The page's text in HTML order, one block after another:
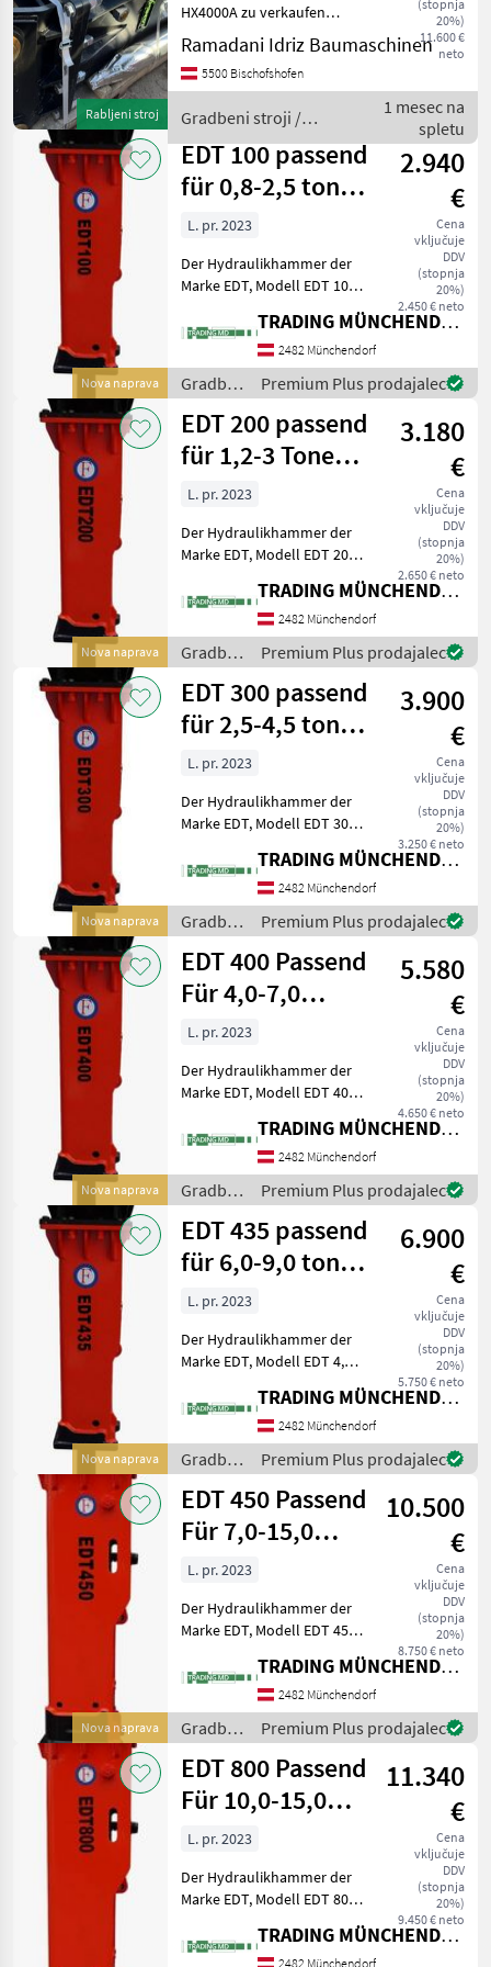
Rabljeni stroj
(stopnja
20%)
11.600 €
neto
HX4000A zu verkaufen
Gradbeni stroji Hidravlična
kladiva
Ramadani Idriz Baumaschinen
5500 Bischofshofen
Gradbeni stroji /
Sonstige
1 mesec na
spletu
Nova naprava
EDT 100 passend
für 0,8-2,5 tonen
Bagger 100
2.940
€
Cena
vključuje
DDV
(stopnja
20%)
2.450 € neto
L. pr. 2023
Der Hydraulikhammer der
Marke EDT, Modell EDT 100,
Anbaugerät, das speziell für
den Einsatz an kleinen
Baggern mit einem
Einsatzgewicht von 0, 8
TRADING MÜNCHENDORF Handels GmbH
2482 Münchendorf
Gradbeni
stroji /
EDT
Premium Plus prodajalec
Nova naprava
EDT 200 passend
für 1,2-3 Tonen
Bagger 200
3.180
€
Cena
vključuje
DDV
(stopnja
20%)
2.650 € neto
L. pr. 2023
Der Hydraulikhammer der
Marke EDT, Modell EDT 200,
Anbaugerät, das speziell für
den Einsatz an kleinen
Baggern mit einem
Einsatzgewicht von 1, 5
TRADING MÜNCHENDORF Handels GmbH
2482 Münchendorf
Gradbeni
stroji /
EDT
Premium Plus prodajalec
Nova naprava
EDT 300 passend
für 2,5-4,5 tonen
Bagger 300
3.900
€
Cena
vključuje
DDV
(stopnja
20%)
3.250 € neto
L. pr. 2023
Der Hydraulikhammer der
Marke EDT, Modell EDT 300,
Anbaugerät, das speziell für
den Einsatz an kleinen
Baggern mit einem
Einsatzgewicht von 2, 5
TRADING MÜNCHENDORF Handels GmbH
2482 Münchendorf
Gradbeni
stroji /
EDT
Premium Plus prodajalec
Nova naprava
EDT 400 Passend
Für 4,0-7,0
Tonen Bagger
5.580
€
Cena
vključuje
DDV
(stopnja
20%)
4.650 € neto
L. pr. 2023
Der Hydraulikhammer der
Marke EDT, Modell EDT 400,
Anbaugerät, das speziell für
den Einsatz an kleinen
Baggern mit einem
Einsatzgewicht von 4, 0
TRADING MÜNCHENDORF Handels GmbH
2482 Münchendorf
Gradbeni
stroji /
EDT
Premium Plus prodajalec
Nova naprava
EDT 435 passend
für 6,0-9,0 tonen
Bagger 435
6.900
€
Cena
vključuje
DDV
(stopnja
20%)
5.750 € neto
L. pr. 2023
Der Hydraulikhammer der
Marke EDT, Modell EDT 4,
Anbaugerät, das speziell für
den Einsatz an kleinen
Baggern mit einem
Einsatzgewicht von 6, 0
TRADING MÜNCHENDORF Handels GmbH
2482 Münchendorf
Gradbeni
stroji /
EDT
Premium Plus prodajalec
Nova naprava
EDT 450 Passend
Für 7,0-15,0
tonen Bagger
10.500
€
Cena
vključuje
DDV
(stopnja
20%)
8.750 € neto
L. pr. 2023
Der Hydraulikhammer der
Marke EDT, Modell EDT 450,
Anbaugerät, das speziell für
den Einsatz an kleinen
Baggern mit einem
Einsatzgewicht von 7, 0
TRADING MÜNCHENDORF Handels GmbH
2482 Münchendorf
Gradbeni
stroji /
EDT
Premium Plus prodajalec
EDT 800 Passend
Für 10,0-15,0
Tonen Bagger
11.340
€
Cena
vključuje
DDV
(stopnja
20%)
9.450 € neto
L. pr. 2023
Der Hydraulikhammer der
Marke EDT, Modell EDT 800,
Anbaugerät, das speziell für
TRADING MÜNCHENDORF Handels GmbH
2482 Münchendorf